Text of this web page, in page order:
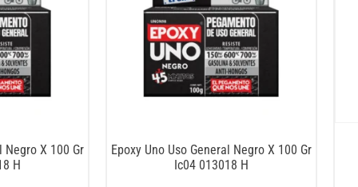
Negro X 100 Gr
H
Epoxy Uno Uso General Negro X 100 Gr
Ic04 013018 H